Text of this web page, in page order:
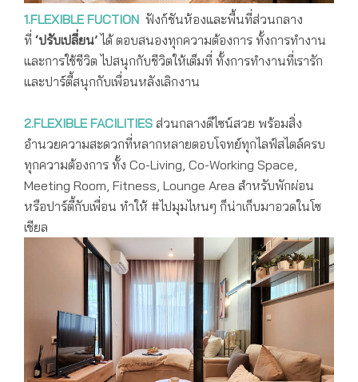
1.FLEXIBLE FUCTION ฟังก์ชันห้องและพื้นที่ส่วนกลาง
ที่ ‘ปรับเปลี่ยน’ได้ ตอบสนองทุกความต้องการ ทั้งการทำงาน
และการใช้ชีวิต ไปสนุกกับชีวิตให้เต็มที่ ทั้งการทำงานที่เรารัก
และปาร์ตี้สนุกกับเพื่อนหลังเลิกงาน
2.FLEXIBLE FACILITIES ส่วนกลางดีไซน์สวย พร้อมสิ่ง
อำนวยความสะดวกที่หลากหลายตอบโจทย์ทุกไลฟ์สไตล์ครบ
ทุกความต้องการ ทั้ง Co-Living, Co-Working Space,
Meeting Room, Fitness, Lounge Area สำหรับพักผ่อน
หรือปาร์ตี้กับเพื่อน ทำให้ #ไปมุมไหนๆ ก็น่าเก็บมาอวดในโซ
เชียล